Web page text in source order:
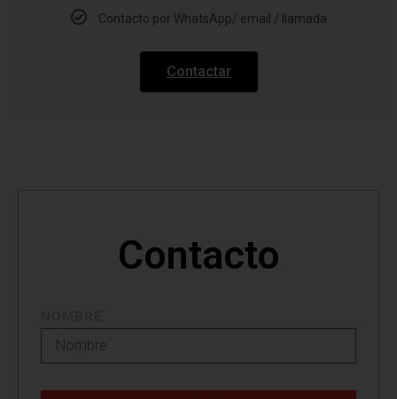
Contacto por WhatsApp/ email / llamada
Contactar
Contacto